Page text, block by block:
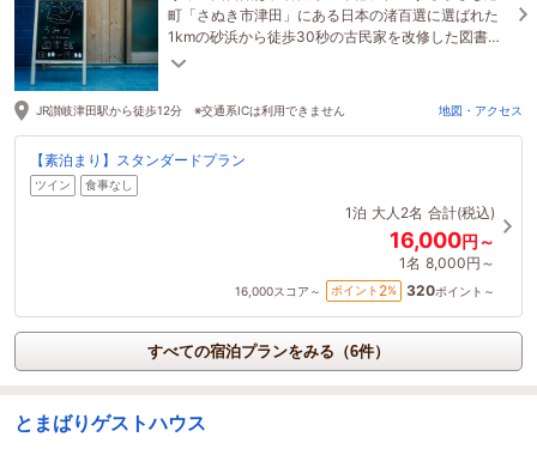
町「さぬき市津田」にある日本の渚百選に選ばれた
1kmの砂浜から徒歩30秒の古民家を改修した図書
館・宿泊施設・カフェが一体となった複合施設で
JR讃岐津田駅から徒歩12分 ※交通系ICは利用できません 地図・アクセス
【素泊まり】スタンダードプラン
ツイン 食事なし
1泊 大人2名 合計(税込)
16,000円～
1名 8,000円～
16,000スコア～ ポイント 2% 320ポイント～
すべての宿泊プランをみる（6件）
とまばりゲストハウス